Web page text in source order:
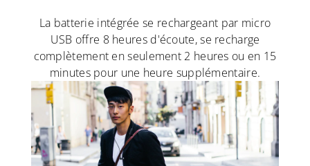
La batterie intégrée se rechargeant par micro
USB offre 8 heures d'écoute, se recharge
complètement en seulement 2 heures ou en 15
minutes pour une heure supplémentaire.